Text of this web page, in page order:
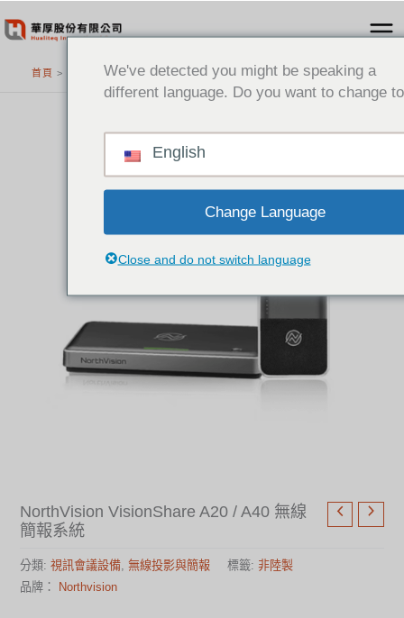
至
首頁 > 精選產品
NorthVision VisionShare A20 / A40 無線
簡報系統
分類:視訊會議設備 ,無線投影與簡報 標籤:非陸製
品牌： Northvision
We've detected you might be speaking a
different language. Do you want to change
English
Change Language
Close and do not switch language